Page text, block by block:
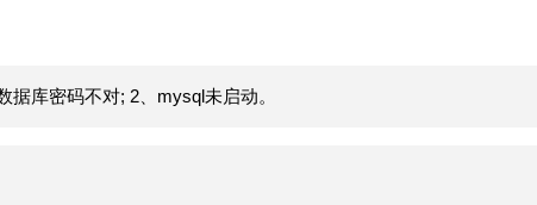
库密码不对; 2、mysql未启动。